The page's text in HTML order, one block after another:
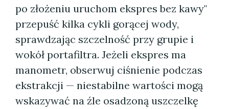
po złożeniu uruchom ekspres bez kawy"
przepuść kilka cykli gorącej wody,
sprawdzając szczelność przy grupie i
wokół portafiltra. Jeżeli ekspres ma
manometr, obserwuj ciśnienie podczas
ekstrakcji — niestabilne wartości mogą
wskazywać na źle osadzoną uszczelkę